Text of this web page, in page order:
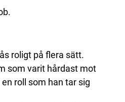
roligt på flera sätt.
som varit hårdast mot
roll som han tar sig